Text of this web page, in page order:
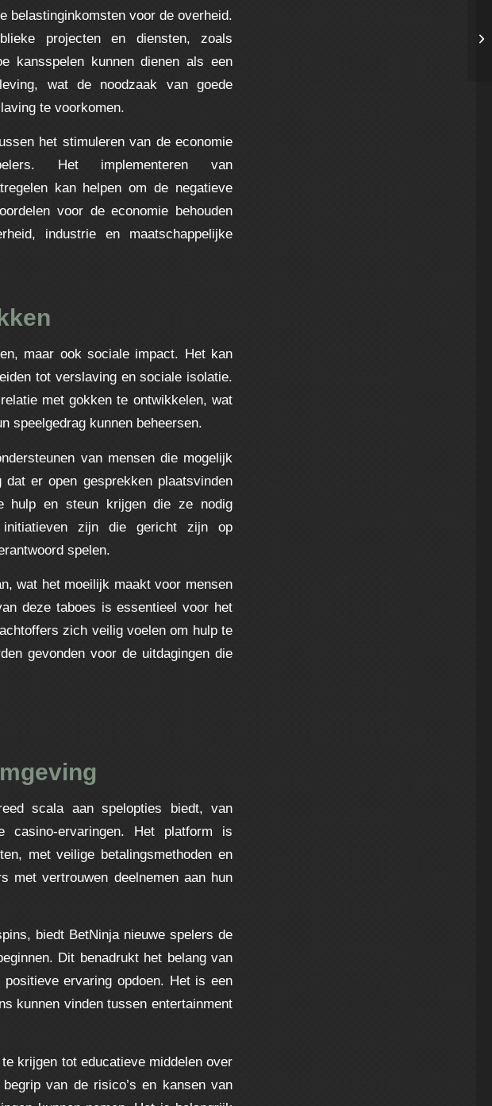
belastinginkomsten voor de overheid.
projecten en diensten, zoals
kansspelen kunnen dienen als een
wat de noodzaak van goede
te voorkomen.
het stimuleren van de economie
Het implementeren van
kan helpen om de negatieve
voor de economie behouden
industrie en maatschappelijke
maar ook sociale impact. Het kan
tot verslaving en sociale isolatie.
met gokken te ontwikkelen, wat
speelgedrag kunnen beheersen.
van mensen die mogelijk
er open gesprekken plaatsvinden
hulp en steun krijgen die ze nodig
initiatieven zijn die gericht zijn op
spelen.
wat het moeilijk maakt voor mensen
deze taboes is essentieel voor het
zich veilig voelen om hulp te
gevonden voor de uitdagingen die
scala aan spelopties biedt, van
casino-ervaringen. Het platform is
met veilige betalingsmethoden en
met vertrouwen deelnemen aan hun
biedt BetNinja nieuwe spelers de
Dit benadrukt het belang van
ervaring opdoen. Het is een
kunnen vinden tussen entertainment
krijgen tot educatieve middelen over
van de risico’s en kansen van